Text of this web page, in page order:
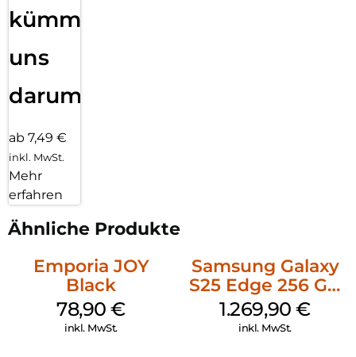
kümmern
uns
darum!
ab 7,49 €
inkl. MwSt.
Mehr
erfahren
Ähnliche Produkte
Emporia JOY
Black
78,90€
inkl. MwSt.
Samsung Galaxy
S25 Edge 256 GB
Titanium Silver
1.269,90€
inkl. MwSt.